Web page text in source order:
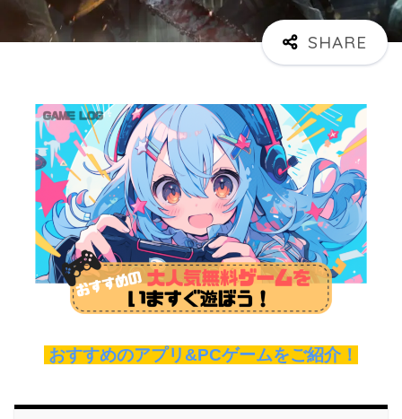
おすすめのアプリ&PCゲームをご紹介！